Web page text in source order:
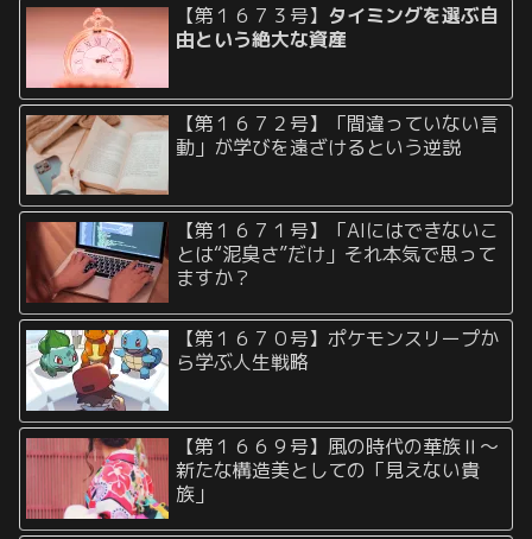
【第１６７３号】 タイミングを選ぶ自
由という絶大な資産
【第１６７２号】「間違っていない言
動」が学びを遠ざけるという逆説
【第１６７１号】「AIにはできないこ
とは“泥臭さ”だけ」それ本気で思って
ますか？
【第１６７０号】ポケモンスリープか
ら学ぶ人生戦略
【第１６６９号】風の時代の華族Ⅱ〜
新たな構造美としての「見えない貴
族」